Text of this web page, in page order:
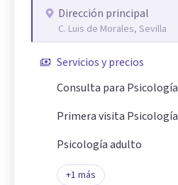
Dirección principal
C. Luis de Morales, Sevilla
Servicios y precios
Consulta para Psicología
Primera visita Psicología
Psicología adulto
+1 más